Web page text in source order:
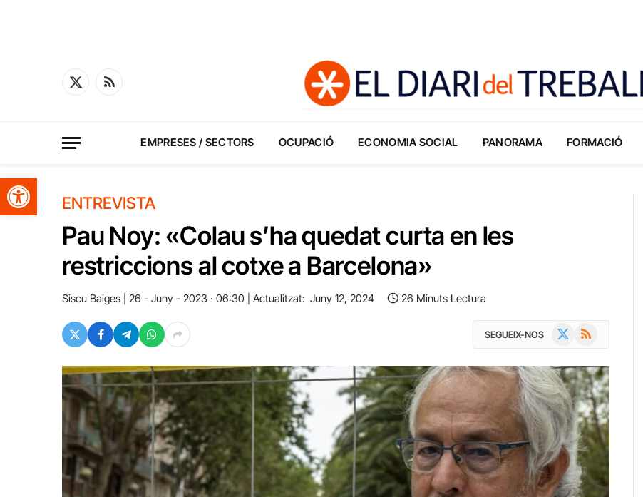
Obre la barra d'eines
X
RSS
EMPRESES / SECTORS OCUPACIÓ ECONOMIA SOCIAL PANORAMA FORMACIÓ
ENTREVISTA
Pau Noy: «Colau s’ha quedat curta en les
restriccions al cotxe a Barcelona»
Siscu Baiges 26 - Juny - 2023 · 06:30 Actualitzat: Juny 12, 2024 26 Minuts Lectura
SEGUEIX-NOS RSS